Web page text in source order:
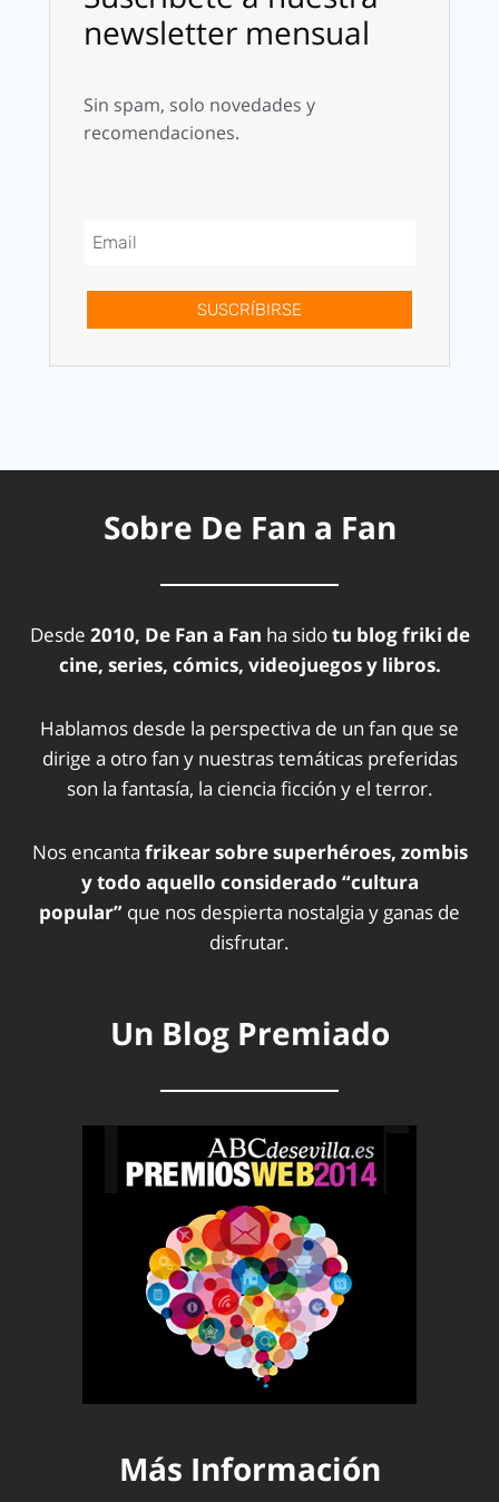
newsletter mensual
Sin spam, solo novedades y
recomendaciones.
SUSCRÍBIRSE
Sobre De Fan a Fan
Desde 2010, De Fan a Fan ha sidotu blog friki de
cine, series, cómics, videojuegos y libros.
Hablamos desde la perspectiva de un fan que se
dirige a otro fan y nuestras temáticas preferidas
son la fantasía, la ciencia ficción y el terror.
Nos encanta frikear sobre superhéroes, zombis
y todo aquello considerado “cultura
popular” que nos despierta nostalgia y ganas de
disfrutar.
Un Blog Premiado
Más Información